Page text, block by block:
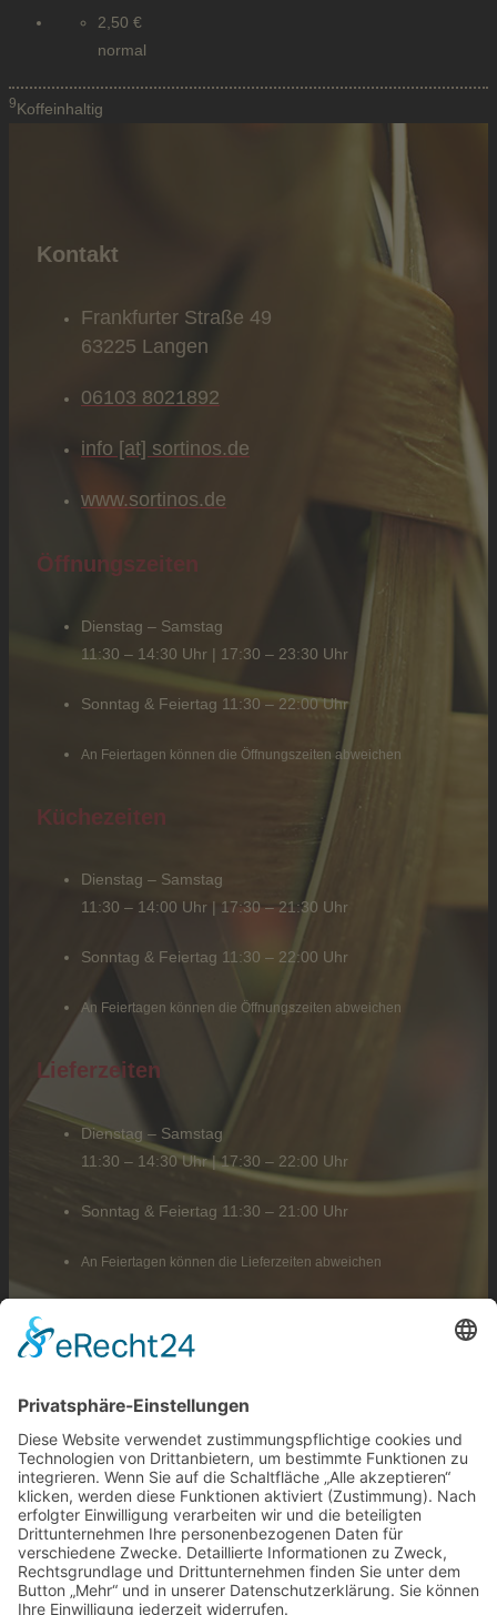
2,50 €
normal
9Koffeinhaltig
Kontakt
Frankfurter Straße 49
63225 Langen
06103 8021892
info [at] sortinos.de
www.sortinos.de
Öffnungszeiten
Dienstag – Samstag
11:30 – 14:30 Uhr | 17:30 – 23:30 Uhr
Sonntag & Feiertag 11:30 – 22:00 Uhr
An Feiertagen können die Öffnungszeiten abweichen
Küchezeiten
Dienstag – Samstag
11:30 – 14:00 Uhr | 17:30 – 21:30 Uhr
Sonntag & Feiertag 11:30 – 22:00 Uhr
An Feiertagen können die Öffnungszeiten abweichen
Lieferzeiten
Dienstag – Samstag
11:30 – 14:30 Uhr | 17:30 – 22:00 Uhr
Sonntag & Feiertag 11:30 – 21:00 Uhr
An Feiertagen können die Lieferzeiten abweichen
Liefergebiete
ab 25 € Langen
ab 25 € Egelsbach